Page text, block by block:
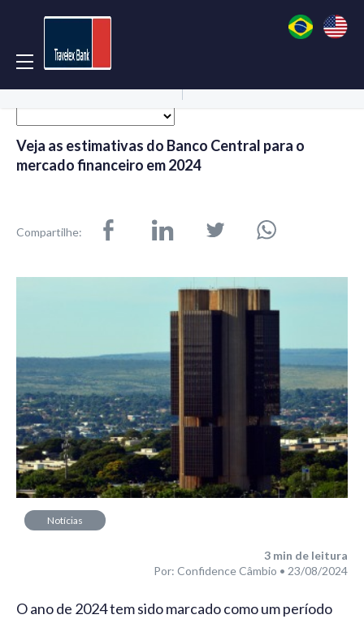
Veja as estimativas do Banco Central para o
mercado financeiro em 2024
Compartilhe:
Notícias
3 min de leitura
Por: Confidence Câmbio • 23/08/2024
O ano de 2024 tem sido marcado como um período